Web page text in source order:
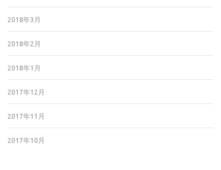
2018年3月
2018年2月
2018年1月
2017年12月
2017年11月
2017年10月